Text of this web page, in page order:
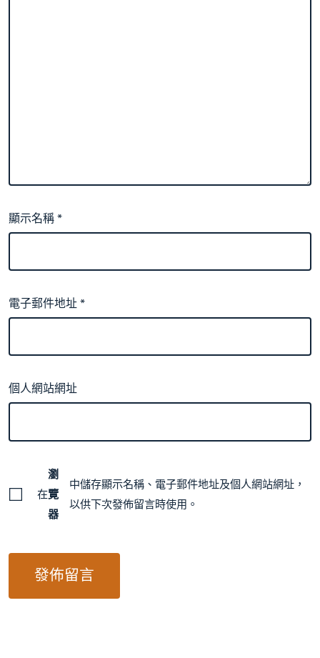
顯示名稱*
電子郵件地址*
個人網站網址
在
瀏
覽
器
中儲存顯示名稱、電子郵件地址及個人網站網址，
以供下次發佈留言時使用。